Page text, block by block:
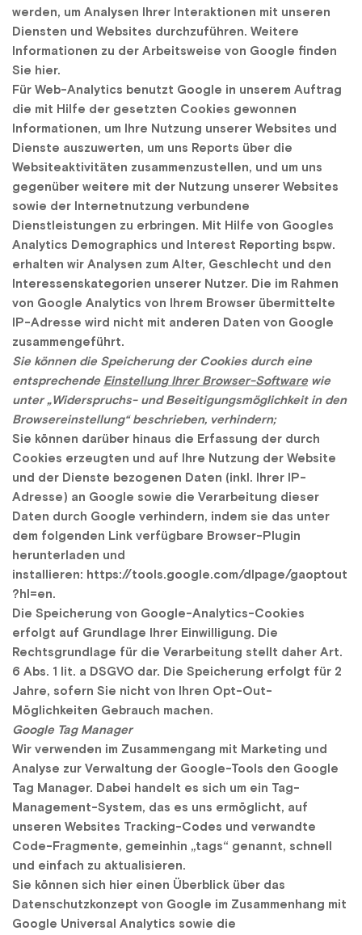
werden, um Analysen Ihrer Interaktionen mit unseren
Diensten und Websites durchzuführen. Weitere
Informationen zu der Arbeitsweise von Google finden
Sie hier.
Für Web-Analytics benutzt Google in unserem Auftrag
die mit Hilfe der gesetzten Cookies gewonnen
Informationen, um Ihre Nutzung unserer Websites und
Dienste auszuwerten, um uns Reports über die
Websiteaktivitäten zusammenzustellen, und um uns
gegenüber weitere mit der Nutzung unserer Websites
sowie der Internetnutzung verbundene
Dienstleistungen zu erbringen. Mit Hilfe von Googles
Analytics Demographics und Interest Reporting bspw.
erhalten wir Analysen zum Alter, Geschlecht und den
Interessenskategorien unserer Nutzer. Die im Rahmen
von Google Analytics von Ihrem Browser übermittelte
IP-Adresse wird nicht mit anderen Daten von Google
zusammengeführt.
Sie können die Speicherung der Cookies durch eine
entsprechende Einstellung Ihrer Browser-Software wie
unter „Widerspruchs- und Beseitigungsmöglichkeit in den
Browsereinstellung“ beschrieben, verhindern;
Sie können darüber hinaus die Erfassung der durch
Cookies erzeugten und auf Ihre Nutzung der Website
und der Dienste bezogenen Daten (inkl. Ihrer IP-
Adresse) an Google sowie die Verarbeitung dieser
Daten durch Google verhindern, indem sie das unter
dem folgenden Link verfügbare Browser-Plugin
herunterladen und
installieren: https://tools.google.com/dlpage/gaoptout
?hl=en.
Die Speicherung von Google-Analytics-Cookies
erfolgt auf Grundlage Ihrer Einwilligung. Die
Rechtsgrundlage für die Verarbeitung stellt daher Art.
6 Abs. 1 lit. a DSGVO dar. Die Speicherung erfolgt für 2
Jahre, sofern Sie nicht von Ihren Opt-Out-
Möglichkeiten Gebrauch machen.
Google Tag Manager
Wir verwenden im Zusammengang mit Marketing und
Analyse zur Verwaltung der Google-Tools den Google
Tag Manager. Dabei handelt es sich um ein Tag-
Management-System, das es uns ermöglicht, auf
unseren Websites Tracking-Codes und verwandte
Code-Fragmente, gemeinhin „tags“ genannt, schnell
und einfach zu aktualisieren.
Sie können sich hier einen Überblick über das
Datenschutzkonzept von Google im Zusammenhang mit
Google Universal Analytics sowie die